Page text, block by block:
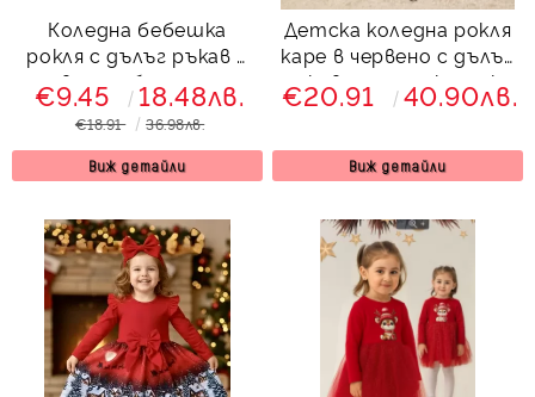
Коледна бебешка
рокля с дълъг ръкав в
червено с богат тюл
на златни звездички с
лента за глава
€9.45 18.48лв.
€18.91 36.98лв.
Виж детайли
Детска коледна рокля
каре в червено с дълъг
ръкав с панделка и яка
в червено Карена
€20.91 40.90лв.
Виж детайли